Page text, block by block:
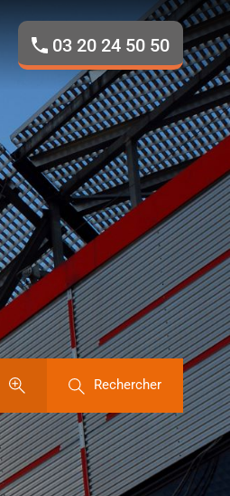
ACTUALITES
03 20 24 50 50
Rechercher